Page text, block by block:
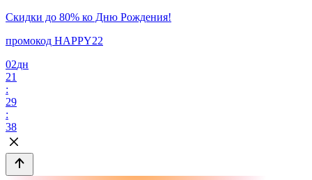
Скидки до 80% ко Дню Рождения!
промокод HAPPY22
02дн
21
:
29
:
38